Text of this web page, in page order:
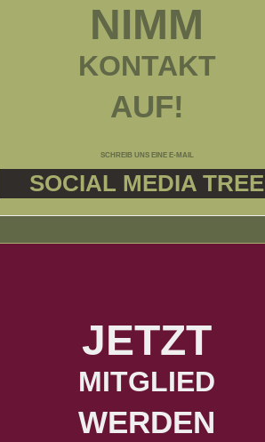
NIMM
KONTAKT
AUF!
SCHREIB UNS EINE E-MAIL
SOCIAL MEDIA TREE
JETZT
MITGLIED
WERDEN